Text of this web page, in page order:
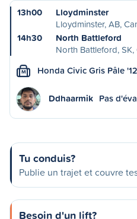
13h00
Lloydminster
Lloydminster, AB,
14h30
North Battleford
North Battleford,
M Honda Civic Gris Pâle '12
Ddhaarmik Pas
Tu conduis?
Publie un trajet et couvre
Besoin d'un lift?